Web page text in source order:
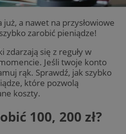
a nawet na przysłowiowe
zarobić pieniądze!
się z reguły w
Jeśli twoje konto
rąk. Sprawdź, jak szybko
które pozwolą
koszty.
100, 200 zł?